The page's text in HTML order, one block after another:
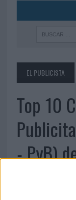
EL PUBLICISTA
Top 10
- PyB)